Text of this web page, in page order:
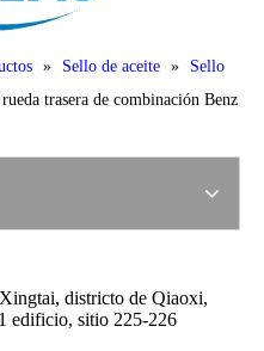
» Sello de aceite »
Sello
trasera de combinación Benz
districto de Qiaoxi,
edificio, sitio 225-226